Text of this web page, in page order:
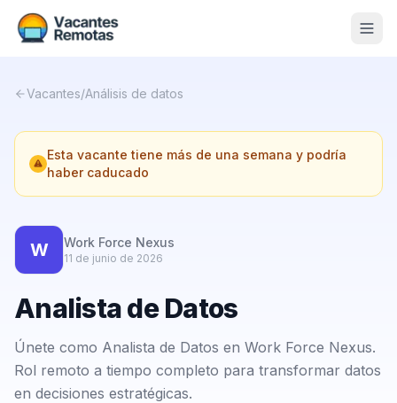
Nosotros
Contacto
Calculadora Freelance
Vacantes/Análisis de datos
Esta vacante tiene más de una semana y podría
haber caducado
W Work Force Nexus
11 de junio de 2026
Analista de Datos
Únete como Analista de Datos en Work Force Nexus.
Rol remoto a tiempo completo para transformar datos
en decisiones estratégicas.